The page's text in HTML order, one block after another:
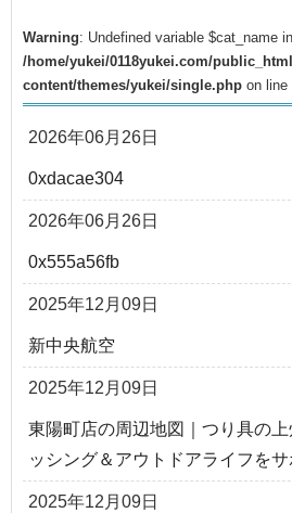
Warning: Undefined variable $cat_name in
/home/yukei/0118yukei.com/
content/themes/yukei/single.php on line
2026年06月26日
0xdacae304
2026年06月26日
0x555a56fb
2025年12月09日
新中央航空
2025年12月09日
東陽町店の周辺地図｜つり具の
ッシング＆アウトドアライフをサ
2025年12月09日